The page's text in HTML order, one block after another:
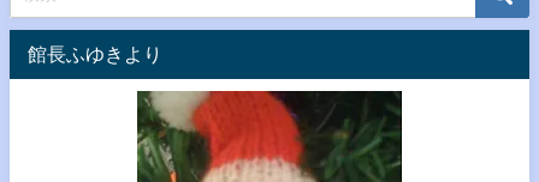
館長ふゆきより